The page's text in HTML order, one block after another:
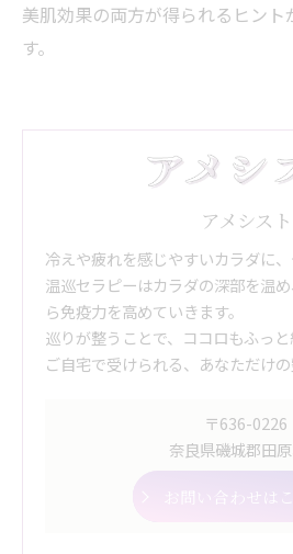
美肌効果の両方が得られるヒント
す。
アメシスト
冷えや疲れを感じやすいカラダに、
温巡セラピーはカラダの深部を温
ら免疫力を高めていきます。
巡りが整うことで、ココロもふっと
ご自宅で受けられる、あなただけの
〒636-0226
奈良県磯城郡田
お問い合わせは